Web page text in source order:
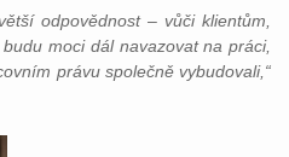
odpovědnost – vůči klientům,
moci dál navazovat na práci,
právu společně vybudovali,“